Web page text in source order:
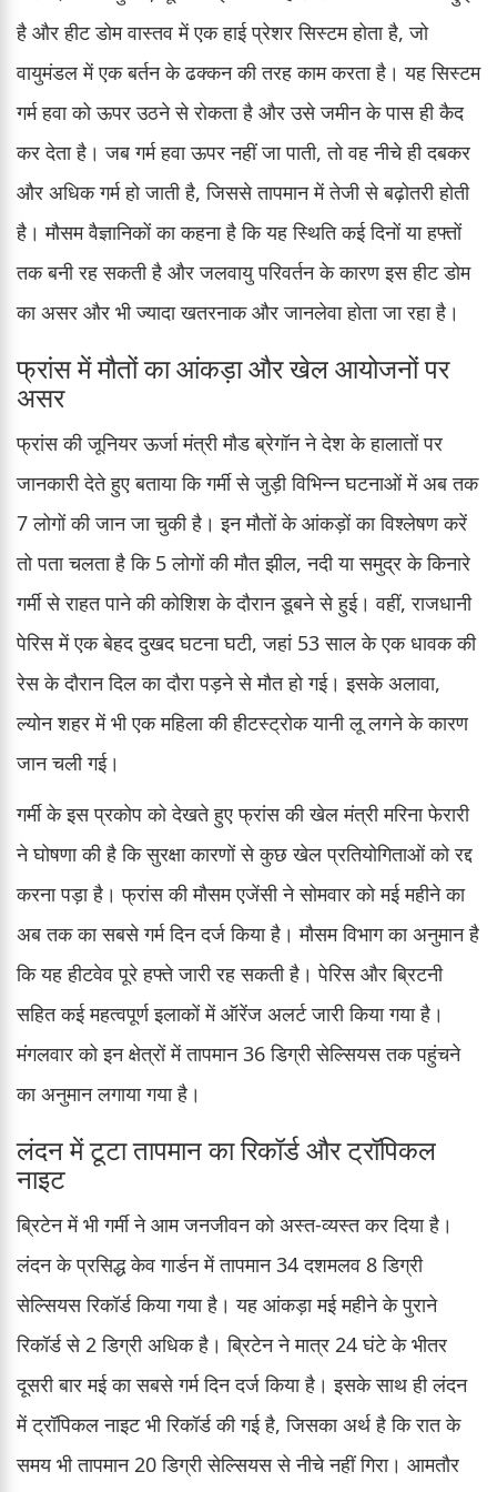
है और हीट डोम वास्तव में एक हाई प्रेशर सिस्टम होता है, जो
वायुमंडल में एक बर्तन के ढक्कन की तरह काम करता है। यह सिस्टम
गर्म हवा को ऊपर उठने से रोकता है और उसे जमीन के पास ही कैद
कर देता है। जब गर्म हवा ऊपर नहीं जा पाती, तो वह नीचे ही दबकर
और अधिक गर्म हो जाती है, जिससे तापमान में तेजी से बढ़ोतरी होती
है। मौसम वैज्ञानिकों का कहना है कि यह स्थिति कई दिनों या हफ्तों
तक बनी रह सकती है और जलवायु परिवर्तन के कारण इस हीट डोम
का असर और भी ज्यादा खतरनाक और जानलेवा होता जा रहा है।
फ्रांस में मौतों का आंकड़ा और खेल आयोजनों पर
असर
फ्रांस की जूनियर ऊर्जा मंत्री मौड ब्रेगॉन ने देश के हालातों पर
जानकारी देते हुए बताया कि गर्मी से जुड़ी विभिन्न घटनाओं में अब तक
7 लोगों की जान जा चुकी है। इन मौतों के आंकड़ों का विश्लेषण करें
तो पता चलता है कि 5 लोगों की मौत झील, नदी या समुद्र के किनारे
गर्मी से राहत पाने की कोशिश के दौरान डूबने से हुई। वहीं, राजधानी
पेरिस में एक बेहद दुखद घटना घटी, जहां 53 साल के एक धावक की
रेस के दौरान दिल का दौरा पड़ने से मौत हो गई। इसके अलावा,
ल्योन शहर में भी एक महिला की हीटस्ट्रोक यानी लू लगने के कारण
जान चली गई।
गर्मी के इस प्रकोप को देखते हुए फ्रांस की खेल मंत्री मरिना फेरारी
ने घोषणा की है कि सुरक्षा कारणों से कुछ खेल प्रतियोगिताओं को रद्द
करना पड़ा है। फ्रांस की मौसम एजेंसी ने सोमवार को मई महीने का
अब तक का सबसे गर्म दिन दर्ज किया है। मौसम विभाग का अनुमान है
कि यह हीटवेव पूरे हफ्ते जारी रह सकती है। पेरिस और ब्रिटनी
सहित कई महत्वपूर्ण इलाकों में ऑरेंज अलर्ट जारी किया गया है।
मंगलवार को इन क्षेत्रों में तापमान 36 डिग्री सेल्सियस तक पहुंचने
का अनुमान लगाया गया है।
लंदन में टूटा तापमान का रिकॉर्ड और ट्रॉपिकल
नाइट
ब्रिटेन में भी गर्मी ने आम जनजीवन को अस्त-व्यस्त कर दिया है।
लंदन के प्रसिद्ध केव गार्डन में तापमान 34 दशमलव 8 डिग्री
सेल्सियस रिकॉर्ड किया गया है। यह आंकड़ा मई महीने के पुराने
रिकॉर्ड से 2 डिग्री अधिक है। ब्रिटेन ने मात्र 24 घंटे के भीतर
दूसरी बार मई का सबसे गर्म दिन दर्ज किया है। इसके साथ ही लंदन
में ट्रॉपिकल नाइट भी रिकॉर्ड की गई है, जिसका अर्थ है कि रात के
समय भी तापमान 20 डिग्री सेल्सियस से नीचे नहीं गिरा। आमतौर